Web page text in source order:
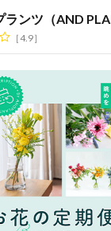
ランツ（AND
4.9